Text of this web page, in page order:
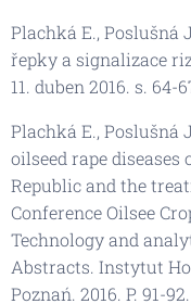
Plachká E., Poslušná
řepky a signalizace
11. duben 2016. s. 64-
Plachká E., Poslušná
oilseed rape diseases
Republic and the
Conference Oilsee
Technology and
Abstracts. Instytut
Poznań. 2016. P. 91-92.